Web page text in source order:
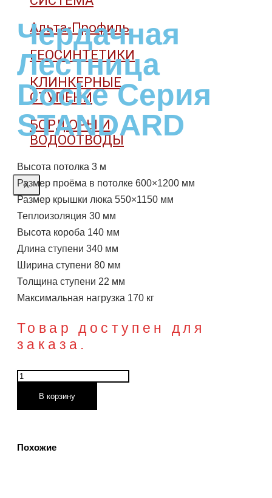
Альта-Профиль
ГЕОСИНТЕТИКИ
КЛИНКЕРНЫЕ
СТУПЕНИ
БОРДЮРЫ И
ВОДООТВОДЫ
X
Чердачная
Лестница
Docke Серия
STANDARD
Высота потолка 3 м
Размер проёма в потолке 600×1200 мм
Размер крышки люка 550×1150 мм
Теплоизоляция 30 мм
Высота короба 140 мм
Длина ступени 340 мм
Ширина ступени 80 мм
Толщина ступени 22 мм
Максимальная нагрузка 170 кг
Товар доступен для
заказа.
Количество
товара
Чердачная
Серия
В корзину
Похожие